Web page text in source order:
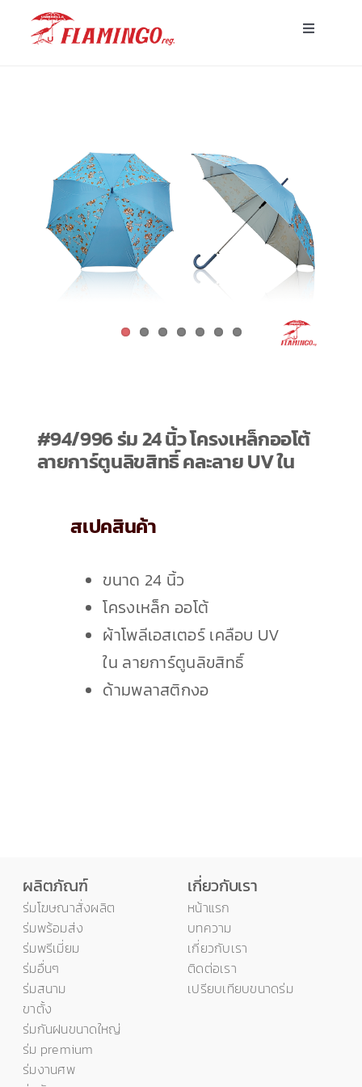
Toggle
ร่มโฆษณาสั่งผลิต
ร่มอื่นๆ
ติดต่อเรา
#94/996 ร่ม 24 นิ้ว โครงเหล็กออโต้
ลายการ์ตูนลิขสิทธิ์ คละลาย UV ใน
สเปคสินค้า
ขนาด 24 นิ้ว
โครงเหล็ก ออโต้
ผ้าโพลีเอสเตอร์ เคลือบ UV
ใน ลายการ์ตูนลิขสิทธิ์
ด้ามพลาสติกงอ
ผลิตภัณฑ์
ร่มโฆษณาสั่งผลิต
ร่มพร้อมส่ง
ร่มพรีเมี่ยม
ร่มอื่นๆ
ร่มสนาม
ขาตั้ง
ร่มกันฝนขนาดใหญ่
ร่ม premium
ร่มงานศพ
เกี่ยวกับเรา
หน้าแรก
บทความ
เกี่ยวกับเรา
ติดต่อเรา
เปรียบเทียบขนาดร่ม